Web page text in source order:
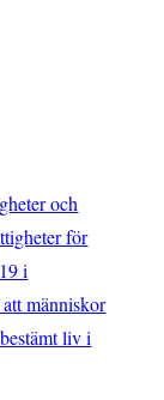
och
för
i
människor
liv i